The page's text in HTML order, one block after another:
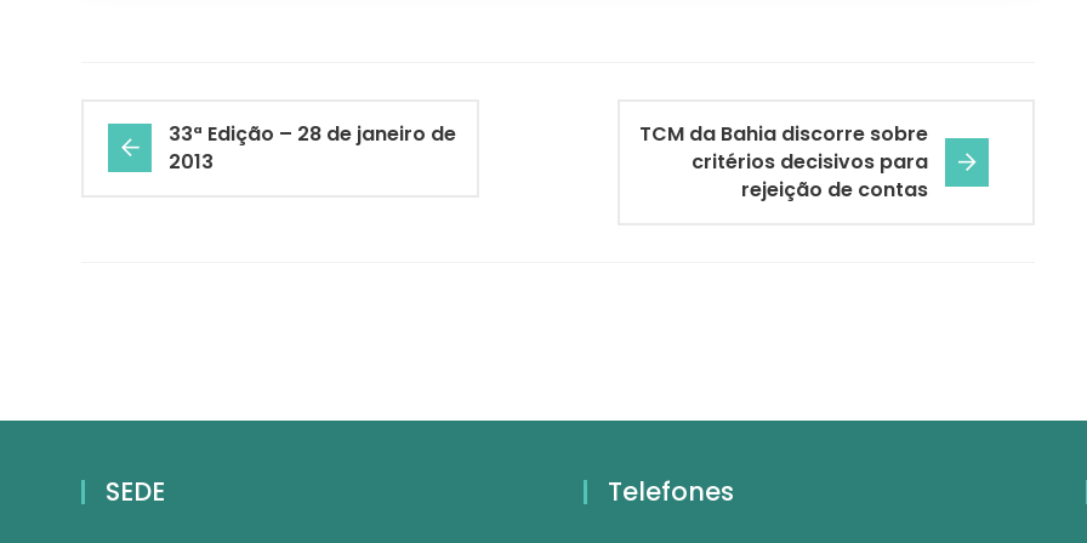
33ª Edição – 28 de janeiro de
2013
TCM da Bahia discorre sobre
critérios decisivos para
rejeição de contas
SEDE Telefones